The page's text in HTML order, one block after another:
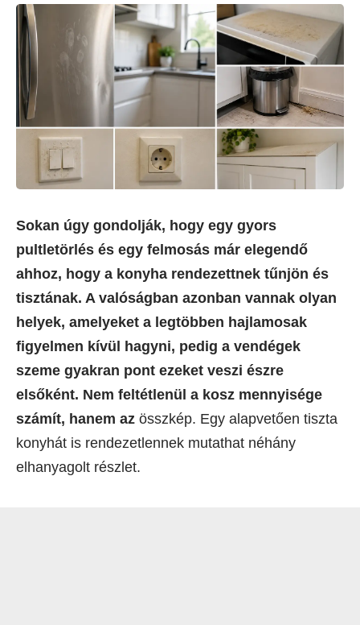
Sokan úgy gondolják, hogy egy gyors
pultletörlés és egy felmosás már elegendő
ahhoz, hogy a konyha rendezettnek tűnjön és
tisztának. A valóságban azonban vannak olyan
helyek, amelyeket a legtöbben hajlamosak
figyelmen kívül hagyni, pedig a vendégek
szeme gyakran pont ezeket veszi észre
elsőként. Nem feltétlenül a kosz mennyisége
számít, hanem az összkép. Egy alapvetően tiszta
konyhát is rendezetlennek mutathat néhány
elhanyagolt részlet.